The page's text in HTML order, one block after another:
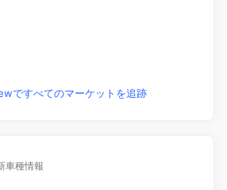
ですべてのマーケットを追跡
車種情報